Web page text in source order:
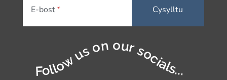
E-bost
Follow us on our socials...